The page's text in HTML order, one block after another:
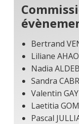
Bertrand
Liliane
Nadia
Sandra
Valentin
Laetitia
Pascal